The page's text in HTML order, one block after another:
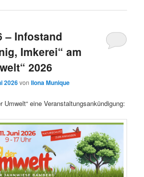
– Infostand
Imkerei“ am
2026
2026vonIlona Munique
Umwelt“ eine Veranstaltungsankündigung: